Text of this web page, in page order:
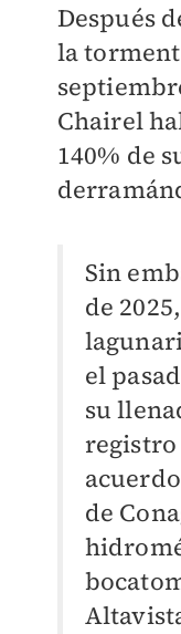
Después
la
Chairel
140% de
Sin
de
el
su
registro
de